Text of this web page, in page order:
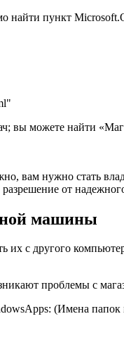
пункт
вы можете найти
вам нужно стать
от
машины
их с другого
проблемы с
(Имена папок